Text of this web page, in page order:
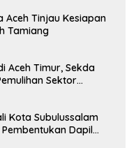
Aceh Tinjau Kesiapan
Tamiang
Aceh Timur, Sekda
Sektor
Kota Subulussalam
Pembentukan Dapil